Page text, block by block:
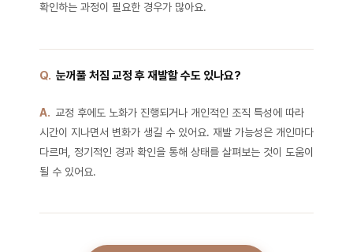
확인하는 과정이 필요한 경우가 많아요.
Q. 눈꺼풀 처짐 교정 후 재발할 수도 있나요?
A. 교정 후에도 노화가 진행되거나 개인적인 조직 특성에 따라
시간이 지나면서 변화가 생길 수 있어요. 재발 가능성은 개인마다
다르며, 정기적인 경과 확인을 통해 상태를 살펴보는 것이 도움이
될 수 있어요.